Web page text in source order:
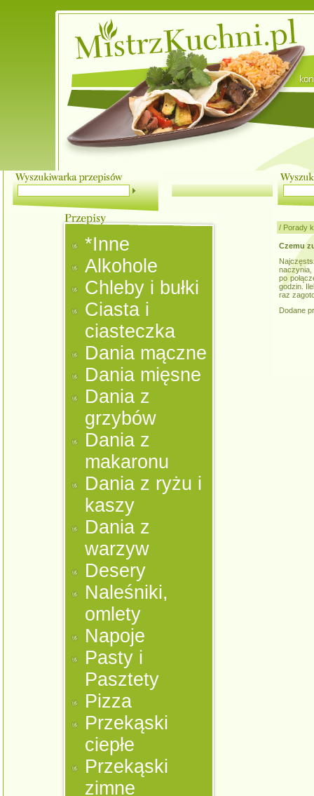
*Inne
Alkohole
Chleby i bułki
Ciasta i
ciasteczka
Dania mączne
Dania mięsne
Dania z
grzybów
Dania z
makaronu
Dania z ryżu i
kaszy
Dania z
warzyw
Desery
Naleśniki,
omlety
Napoje
Pasty i
Pasztety
Pizza
Przekąski
ciepłe
Przekąski
zimne
/ Porady
Czemu
naczynia,
po
godzin.
raz
Dodane